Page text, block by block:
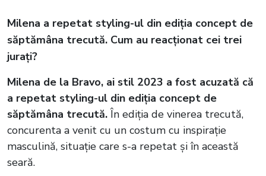
Milena a repetat styling-ul din ediția concept de
săptămâna trecută. Cum au reacționat cei trei
jurați?
Milena de la Bravo, ai stil 2023 a fost acuzată că
a repetat styling-ul din ediția concept de
săptămâna trecută.În ediția de vinerea trecută,
concurenta a venit cu un costum cu inspirație
masculină, situație care s-a repetat și în această
seară.